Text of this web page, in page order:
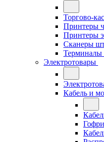
Торгово-
Принтеры
Принтеры
Сканеры
Терминалы
Электротовары
Кабель и